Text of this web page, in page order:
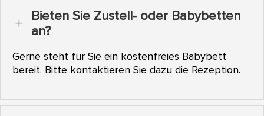
L
Bieten Sie Zustell- oder Babybetten
an?
Gerne steht für Sie ein kostenfreies Babybett
bereit. Bitte kontaktieren Sie dazu die Rezeption.